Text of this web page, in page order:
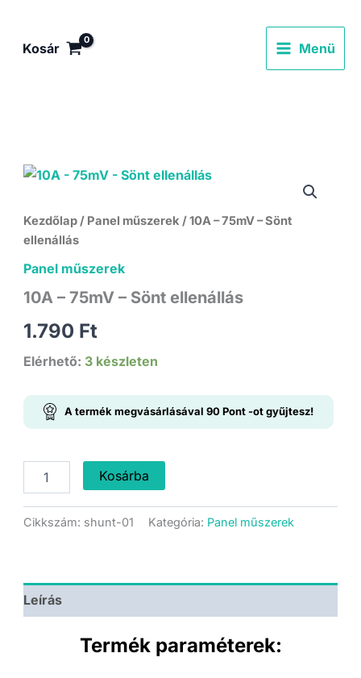
content
Kosár Menü
Kezdőlap/ Panel műszerek / 10A – 75mV – Sönt
ellenállás
Panel műszerek
10A – 75mV – Sönt ellenállás
1.790 Ft
Elérhető: 3 készleten
A termék megvásárlásával 90Pont-ot gyűjtesz!
-
Kosárba
Cikkszám: shunt-01 Kategória: Panel műszerek
Leírás
Termék paraméterek: